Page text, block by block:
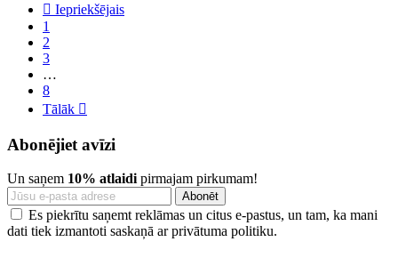
 Iepriekšējais
1
2
3
…
8
Tālāk 
Abonējiet avīzi
Un saņem 10% atlaidi pirmajam pirkumam!
Es piekrītu saņemt reklāmas un citus e-pastus, un tam, ka mani
dati tiek izmantoti saskaņā ar privātuma politiku.